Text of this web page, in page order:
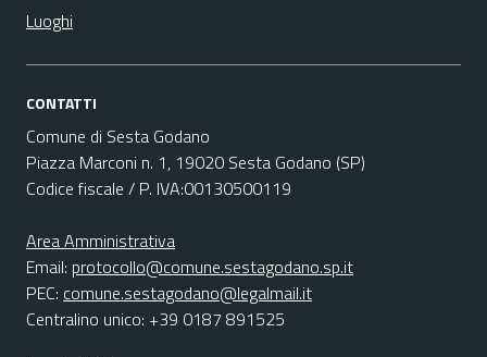
Luoghi
CONTATTI
Comune di Sesta Godano
Piazza Marconi n. 1, 19020 Sesta Godano (SP)
Codice fiscale / P. IVA:00130500119
Area Amministrativa
Email: protocollo@comune.sestagodano.sp.it
PEC: comune.sestagodano@legalmail.it
Centralino unico: +39 0187 891525